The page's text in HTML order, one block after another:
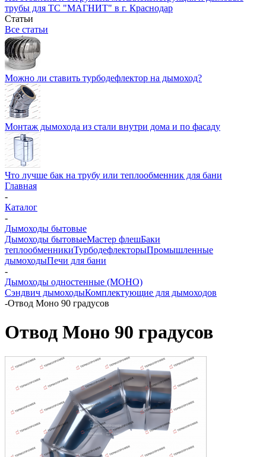
трубы для ТС "МАГНИТ" в г. Краснодар
Статьи
Все статьи
Можно ли ставить турбодефлектор на дымоход?
Монтаж дымохода из стали внутри дома и по фасаду
Что лучше бак на трубу или теплообменник для бани
Главная
-
Каталог
-
Дымоходы бытовые
Дымоходы бытовыеМастер флешБаки
теплообменникиТурбодефлекторыПромышленные
дымоходыПечи для бани
-
Дымоходы одностенные (МОНО)
Сэндвич дымоходыКомплектующие для дымоходов
-Отвод Моно 90 градусов
Отвод Моно 90 градусов